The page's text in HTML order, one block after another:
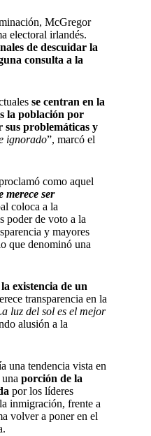
McGregor
electoral irlandés.
de descuidar la
consulta a la
se centran en la
la población por
sus problemáticas y
ignorado”, marcó el
como aquel
merece ser
coloca a la
poder de voto a la
y mayores
que denominó una
existencia de un
transparencia en la
luz del sol es el mejor
alusión a la
una tendencia vista en
porción de la
por los líderes
inmigración, frente a
volver a poner en el